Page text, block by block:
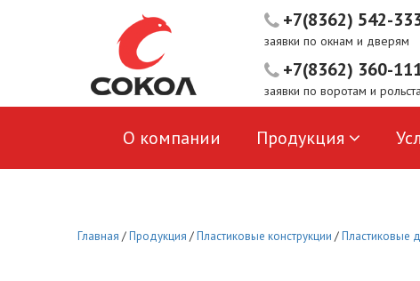
+7(8362) 542-
заявки по окнам и дверям
+7(8362) 360-
заявки по воротам и
О компании Продукция
Главная /Продукция /Пластиковые конструкции /Пластиковые